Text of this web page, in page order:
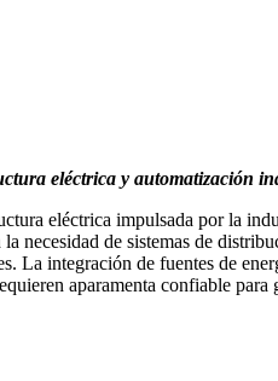
eléctrica y automatización
eléctrica impulsada por la
necesidad de sistemas de
integración de fuentes de
aparamenta confiable